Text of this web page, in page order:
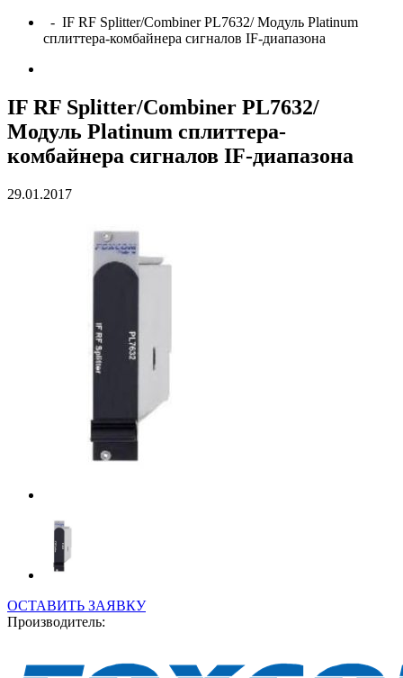
- IF RF Splitter/Combiner PL7632/ Модуль Platinum
сплиттера-комбайнера сигналов IF-диапазона
IF RF Splitter/Combiner PL7632/
Модуль Platinum сплиттера-
комбайнера сигналов IF-диапазона
29.01.2017
ОСТАВИТЬ ЗАЯВКУ
Производитель: